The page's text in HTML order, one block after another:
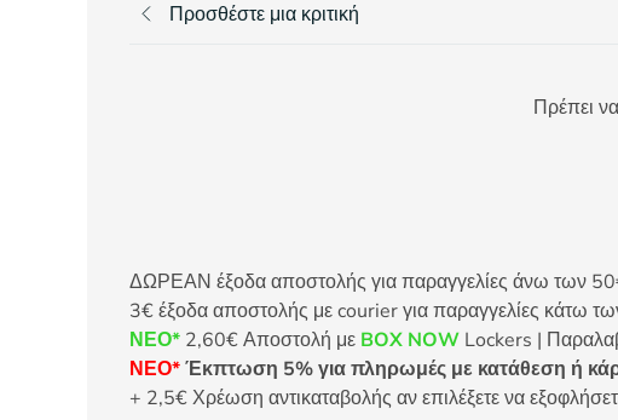
Προσθέστε μια κριτική
Πρέπει
ΔΩΡΕΑΝ έξοδα αποστολής για παραγγελίες άνω των 50€
3€ έξοδα αποστολής με courier για παραγγελίες κάτω
ΝΕΟ* 2,60€ Αποστολή με BOX NOW Lockers |
ΝΕΟ*Έκπτωση 5% για πληρωμές με κατάθεση ή
+ 2,5€ Χρέωση αντικαταβολής αν επιλέξετε να